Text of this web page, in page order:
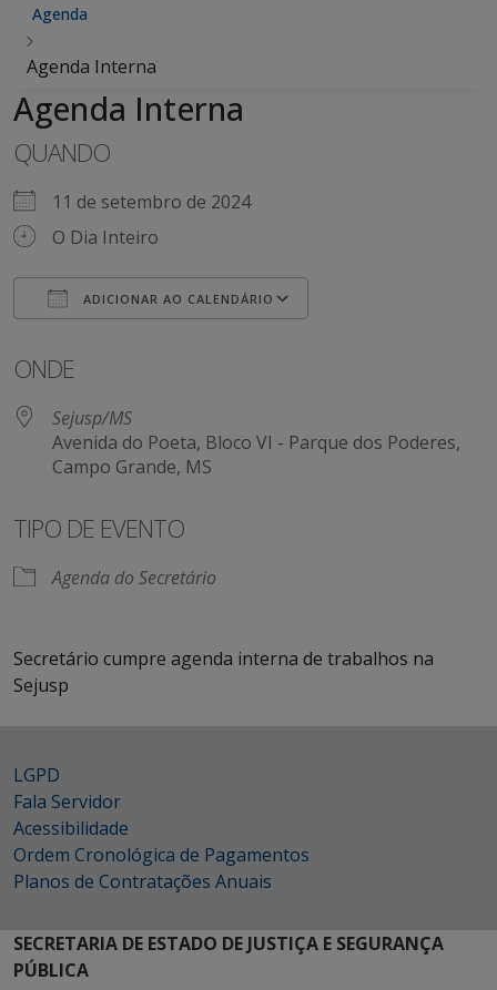
Agenda
Agenda Interna
Agenda Interna
QUANDO
11 de setembro de 2024
O Dia Inteiro
ADICIONAR AO CALENDÁRIO
ONDE
Sejusp/MS
Avenida do Poeta, Bloco VI - Parque dos Poderes,
Campo Grande, MS
TIPO DE EVENTO
Agenda do Secretário
Secretário cumpre agenda interna de trabalhos na
Sejusp
LGPD
Fala Servidor
Acessibilidade
Ordem Cronológica de Pagamentos
Planos de Contratações Anuais
SECRETARIA DE ESTADO DE JUSTIÇA E SEGURANÇA
PÚBLICA